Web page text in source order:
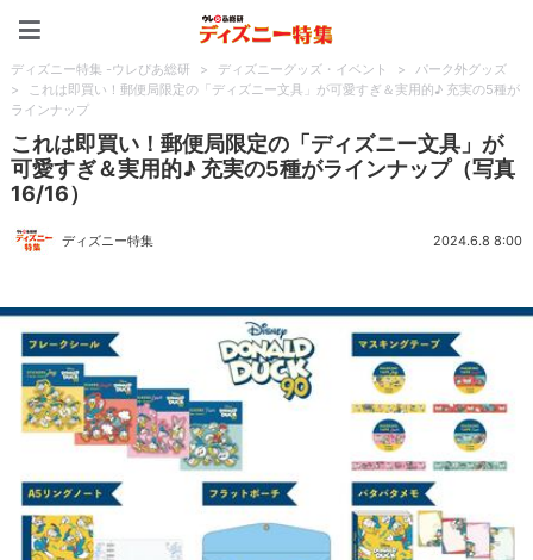
ディズニー特集 -ウレぴあ総研 > ディズニーグッズ・イベント >
パーク外グッズ
>
これは即買い！郵便局限定の「ディズニー文具」が可愛すぎ＆実用的♪ 充実の5種が
ラインナップ
これは即買い！郵便局限定の「ディズニー文具」が
可愛すぎ＆実用的♪ 充実の5種がラインナップ（写真
16/16）
ディズニー特集 2024.6.8 8:00